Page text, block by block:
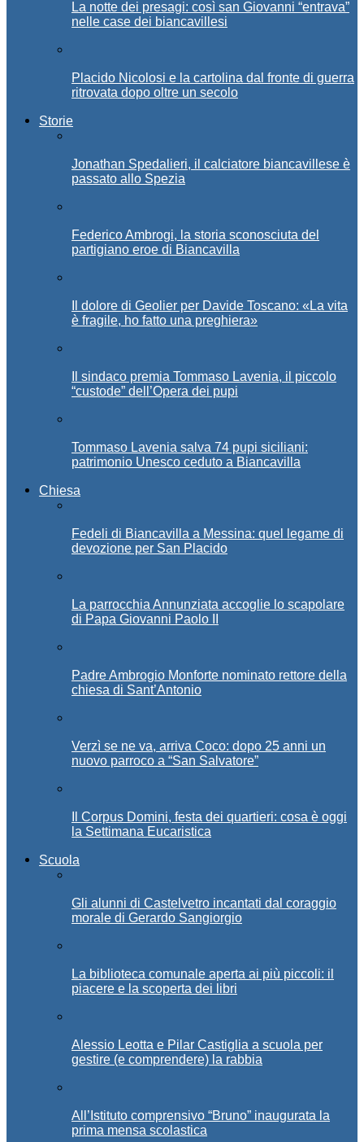
La notte dei presagi: così san Giovanni “entrava”
nelle case dei biancavillesi
Placido Nicolosi e la cartolina dal fronte di guerra
ritrovata dopo oltre un secolo
Storie
Jonathan Spedalieri, il calciatore biancavillese è
passato allo Spezia
Federico Ambrogi, la storia sconosciuta del
partigiano eroe di Biancavilla
Il dolore di Geolier per Davide Toscano: «La vita
è fragile, ho fatto una preghiera»
Il sindaco premia Tommaso Lavenia, il piccolo
“custode” dell’Opera dei pupi
Tommaso Lavenia salva 74 pupi siciliani:
patrimonio Unesco ceduto a Biancavilla
Chiesa
Fedeli di Biancavilla a Messina: quel legame di
devozione per San Placido
La parrocchia Annunziata accoglie lo scapolare
di Papa Giovanni Paolo II
Padre Ambrogio Monforte nominato rettore della
chiesa di Sant’Antonio
Verzì se ne va, arriva Coco: dopo 25 anni un
nuovo parroco a “San Salvatore”
Il Corpus Domini, festa dei quartieri: cosa è oggi
la Settimana Eucaristica
Scuola
Gli alunni di Castelvetro incantati dal coraggio
morale di Gerardo Sangiorgio
La biblioteca comunale aperta ai più piccoli: il
piacere e la scoperta dei libri
Alessio Leotta e Pilar Castiglia a scuola per
gestire (e comprendere) la rabbia
All’Istituto comprensivo “Bruno” inaugurata la
prima mensa scolastica